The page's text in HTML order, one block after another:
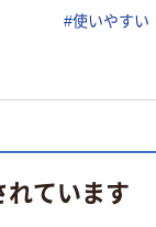
#使いやすい
ています